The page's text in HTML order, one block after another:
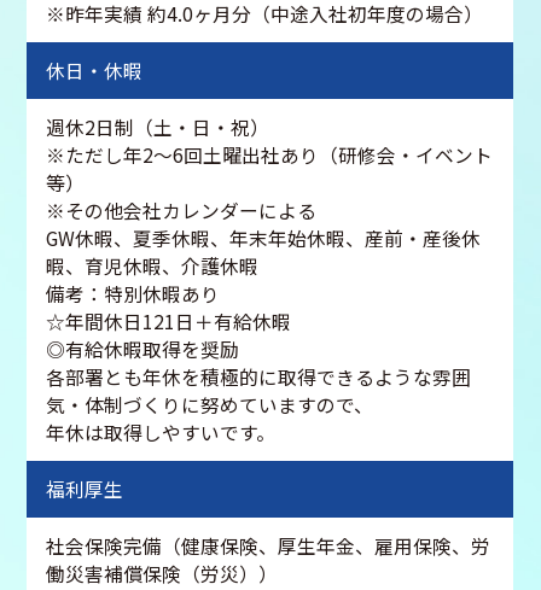
※昨年実績 約4.0ヶ月分（中途入社初年度の場合）
休日・休暇
週休2日制（土・日・祝）
※ただし年2～6回土曜出社あり（研修会・イベント
等）
※その他会社カレンダーによる
GW休暇、夏季休暇、年末年始休暇、産前・産後休
暇、育児休暇、介護休暇
備考：特別休暇あり
☆年間休日121日＋有給休暇
◎有給休暇取得を奨励
各部署とも年休を積極的に取得できるような雰囲
気・体制づくりに努めていますので、
年休は取得しやすいです。
福利厚生
社会保険完備（健康保険、厚生年金、雇用保険、労
働災害補償保険（労災））